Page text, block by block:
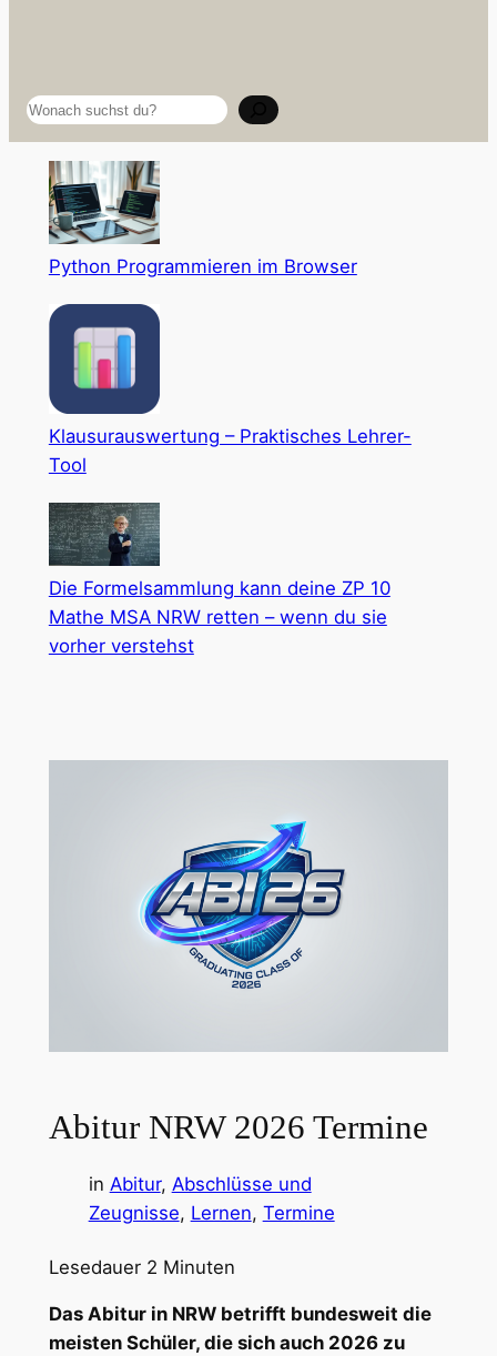
Suchen
Python Programmieren im Browser
Klausurauswertung – Praktisches Lehrer-
Tool
Die Formelsammlung kann deine ZP 10
Mathe MSA NRW retten – wenn du sie
vorher verstehst
Abitur NRW 2026 Termine
in Abitur, Abschlüsse und
Zeugnisse, Lernen, Termine
Lesedauer 2 Minuten
Das Abitur in NRW betrifft bundesweit die
meisten Schüler, die sich auch 2026 zu